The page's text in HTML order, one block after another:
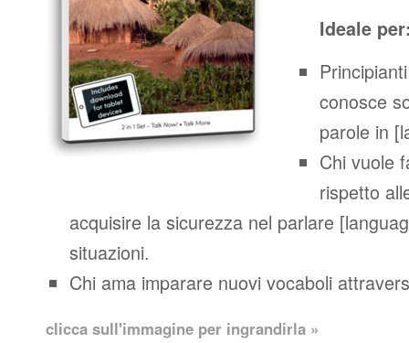
Ideale
conosce
parole in
Chi vuole
rispetto
acquisire la sicurezza nel parlare
situazioni.
Chi ama imparare nuovi vocaboli
clicca sull'immagine per ingrandirla »